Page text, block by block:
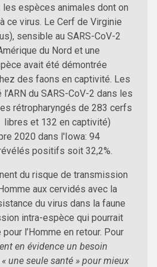
les espèces animales dont on
ce virus. Le Cerf de Virginie
sensible au SARS-CoV-2
du Nord et une
avait été démontrée
des faons en captivité. Les
du SARS-CoV-2 dans les
rétropharyngés de 283 cerfs
et 132 en captivité)
2020 dans l'Iowa: 94
positifs soit 32,2%.
du risque de transmission
aux cervidés avec la
du virus dans la faune
intra-espèce qui pourrait
l’Homme en retour. Pour
en évidence un besoin
une seule santé » pour mieux